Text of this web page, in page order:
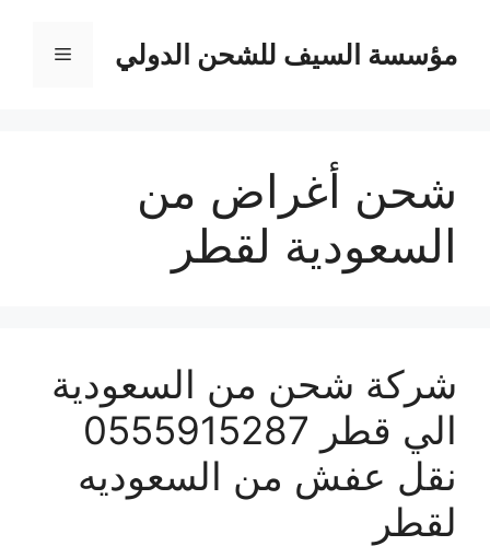
المحتوىمؤسسة السيف للشحن الدولي القائمة
شحن أغراض من
السعودية لقطر
شركة شحن من السعودية
الي قطر 0555915287
نقل عفش من السعوديه
لقطر